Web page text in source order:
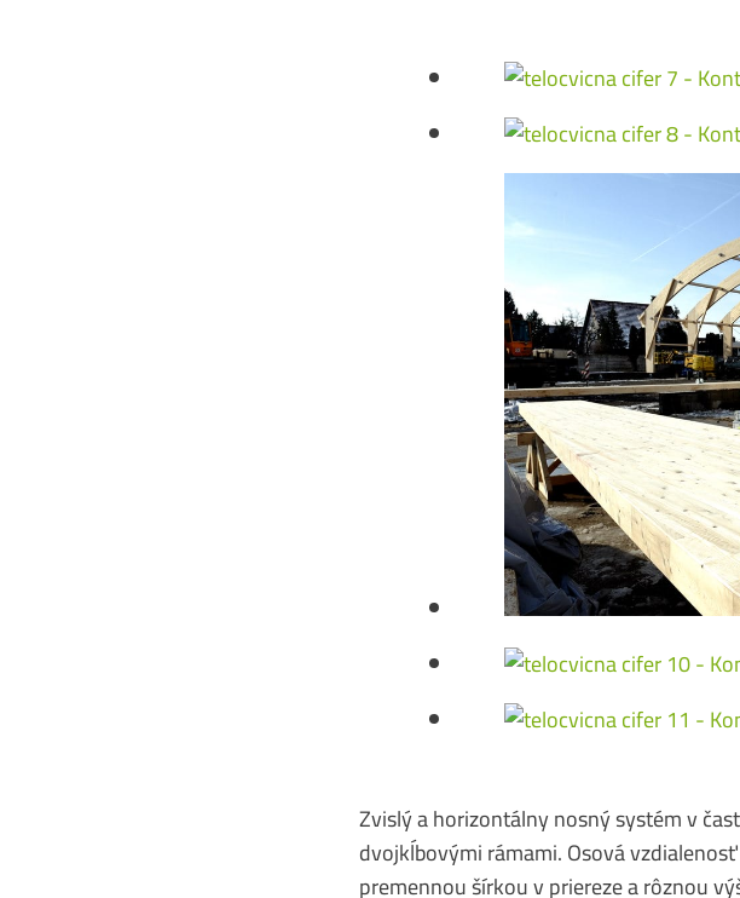
Zvislý a horizontálny nosný systém v
dvojkĺbovými rámami. Osová
premennou šírkou v priereze a rôznou